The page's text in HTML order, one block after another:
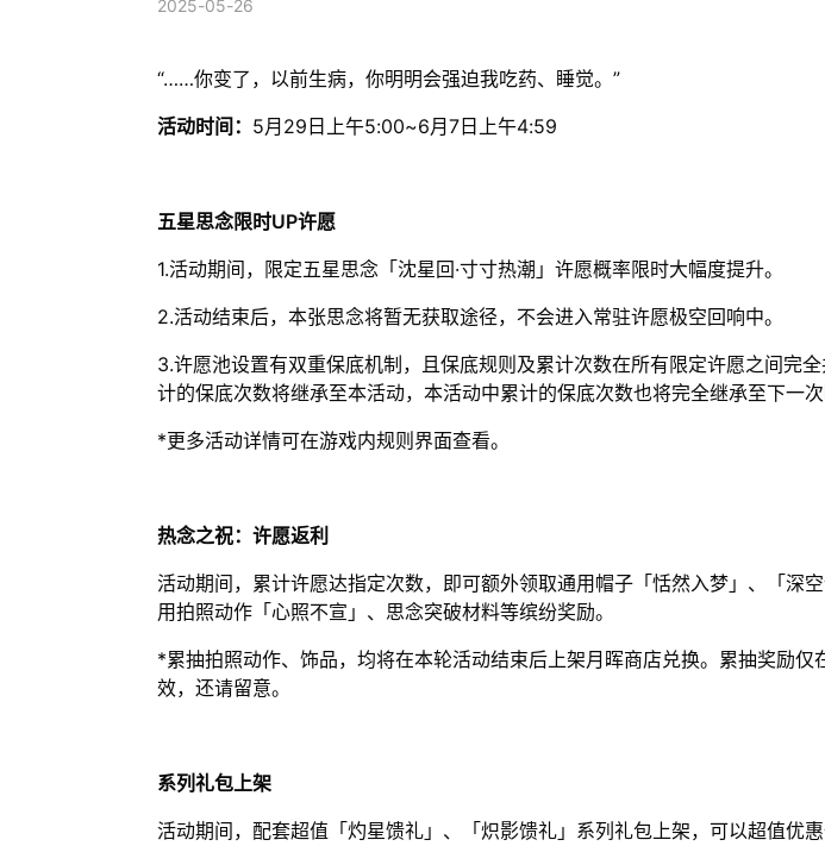
2025-05-26
“……你变了，以前生病，你明明会强迫我吃药、睡觉。”
活动时间： 5月29日上午5:00~6月7日上午4:59
五星思念限时UP许愿
1.活动期间，限定五星思念「沈星回·寸寸热潮」许愿概率限时大幅度提升。
2.活动结束后，本张思念将暂无获取途径，不会进入常驻许愿极空回响中。
3.许愿池设置有双重保底机制，且保底规则及累计次数在所有限定许愿之间完
计的保底次数将继承至本活动，本活动中累计的保底次数也将完全继承至下一次
*更多活动详情可在游戏内规则界面查看。
热念之祝：许愿返利
活动期间，累计许愿达指定次数，即可额外领取通用帽子「恬然入梦」、「深
用拍照动作「心照不宣」、思念突破材料等缤纷奖励。
*累抽拍照动作、饰品，均将在本轮活动结束后上架月晖商店兑换。累抽奖励仅
效，还请留意。
系列礼包上架
活动期间，配套超值「灼星馈礼」、「炽影馈礼」系列礼包上架，可以超值优